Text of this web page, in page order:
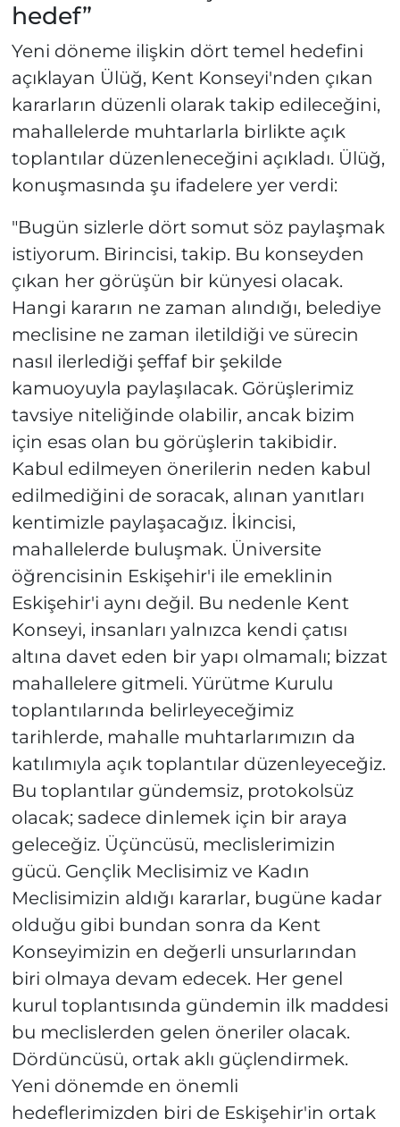
hedef”
Yeni döneme ilişkin dört temel hedefini
açıklayan Ülüğ, Kent Konseyi'nden çıkan
kararların düzenli olarak takip edileceğini,
mahallelerde muhtarlarla birlikte açık
toplantılar düzenleneceğini açıkladı. Ülüğ,
konuşmasında şu ifadelere yer verdi:
"Bugün sizlerle dört somut söz paylaşmak
istiyorum. Birincisi, takip. Bu konseyden
çıkan her görüşün bir künyesi olacak.
Hangi kararın ne zaman alındığı, belediye
meclisine ne zaman iletildiği ve sürecin
nasıl ilerlediği şeffaf bir şekilde
kamuoyuyla paylaşılacak. Görüşlerimiz
tavsiye niteliğinde olabilir, ancak bizim
için esas olan bu görüşlerin takibidir.
Kabul edilmeyen önerilerin neden kabul
edilmediğini de soracak, alınan yanıtları
kentimizle paylaşacağız. İkincisi,
mahallelerde buluşmak. Üniversite
öğrencisinin Eskişehir'i ile emeklinin
Eskişehir'i aynı değil. Bu nedenle Kent
Konseyi, insanları yalnızca kendi çatısı
altına davet eden bir yapı olmamalı; bizzat
mahallelere gitmeli. Yürütme Kurulu
toplantılarında belirleyeceğimiz
tarihlerde, mahalle muhtarlarımızın da
katılımıyla açık toplantılar düzenleyeceğiz.
Bu toplantılar gündemsiz, protokolsüz
olacak; sadece dinlemek için bir araya
geleceğiz. Üçüncüsü, meclislerimizin
gücü. Gençlik Meclisimiz ve Kadın
Meclisimizin aldığı kararlar, bugüne kadar
olduğu gibi bundan sonra da Kent
Konseyimizin en değerli unsurlarından
biri olmaya devam edecek. Her genel
kurul toplantısında gündemin ilk maddesi
bu meclislerden gelen öneriler olacak.
Dördüncüsü, ortak aklı güçlendirmek.
Yeni dönemde en önemli
hedeflerimizden biri de Eskişehir'in ortak